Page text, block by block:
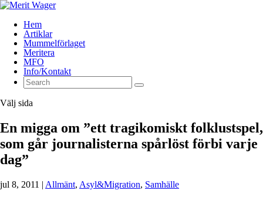
Hem
Artiklar
Mummelförlaget
Meritera
MFO
Info/Kontakt
Välj sida
En migga om ”ett tragikomiskt folklustspel,
som går journalisterna spårlöst förbi varje
dag”
jul 8, 2011 | Allmänt, Asyl&Migration, Samhälle